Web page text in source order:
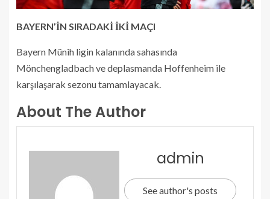
BAYERN’İN SIRADAKİ İKİ MAÇI
Bayern Münih ligin kalanında sahasında
Mönchengladbach ve deplasmanda Hoffenheim ile
karşılaşarak sezonu tamamlayacak.
About The Author
admin
See author's posts